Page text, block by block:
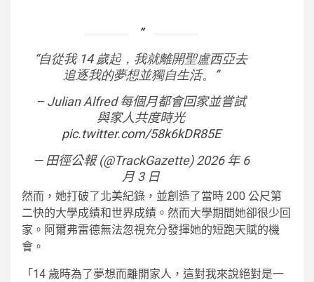
“自從我 14 歲起，我就離開聖盧西亞去
追逐我的夢想並獨自生活。”
– Julian Alfred 每個月都會回家並嘗試
與家人共度時光
pic.twitter.com/58k6kDR85E
— 田徑公報 (@TrackGazette) 2026 年 6
月 3 日
然而，她打破了北美紀錄，並創造了當時 200 公尺第
二快的大學成績和世界成績。然而大學期間她卻很少回
家 。阿爾弗雷德無法忽視充分發揮她的短跑天賦的機
會。
「14 歲時為了夢想而離開家人，這對我來說絕對是一